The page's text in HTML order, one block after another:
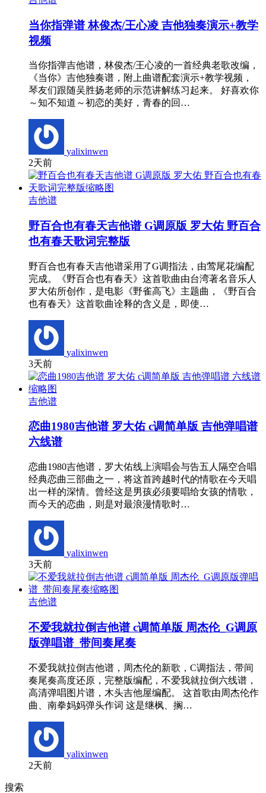
当你指弹谱 林俊杰/王心凌 吉他独奏演示+教学
视频
当你指弹吉他谱，林俊杰/王心凌的一首经典老歌改编，
《当你》吉他独奏谱，附上曲谱配套演示+教学视频，
琴友们跟随吴胜扬老师的示范讲解练习起来。 好喜欢你
～知不知道～初恋的美好，青春的回…
yalixinwen
2天前
吉他谱
野百合也有春天吉他谱 G调原版 罗大佑 野百合
也有春天歌词完整版
野百合也有春天吉他谱采用了G调指法，由莺尾花编配
完成。《野百合也有春天》这首歌曲由台湾著名音乐人
罗大佑所创作，是电影《野雀高飞》主题曲，《野百合
也有春天》这首歌曲诠释的含义是，即使…
yalixinwen
3天前
吉他谱
恋曲1980吉他谱 罗大佑 c调简单版 吉他弹唱谱
六线谱
恋曲1980吉他谱，罗大佑线上演唱会与告五人隔空合唱
经典恋曲三部曲之一，将这首跨越时代的情歌在今天唱
出一样的深情。曾经这是男孩必须要唱给女孩的情歌，
而今天的恋曲，则是对最浪漫情歌时…
yalixinwen
3天前
吉他谱
不爱我就拉倒吉他谱 c调简单版 周杰伦_G调原
版弹唱谱_带间奏尾奏
不爱我就拉倒吉他谱，周杰伦的新歌，C调指法，带间
奏尾奏高度还原，完整版编配，不爱我就拉倒六线谱，
高清弹唱图片谱，木头吉他屋编配。 这首歌由周杰伦作
曲、南拳妈妈弹头作词 这是继枫、搁…
yalixinwen
2天前
搜索